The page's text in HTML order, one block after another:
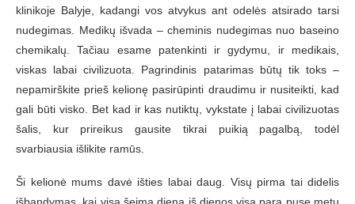
klinikoje Balyje, kadangi vos atvykus ant odelės atsirado tarsi
nudegimas. Medikų išvada – cheminis nudegimas nuo baseino
chemikalų. Tačiau esame patenkinti ir gydymu, ir medikais,
viskas labai civilizuota. Pagrindinis patarimas būtų tik toks –
nepamirškite prieš kelionę pasirūpinti draudimu ir nusiteikti, kad
gali būti visko. Bet kad ir kas nutiktų, vykstate į labai civilizuotas
šalis, kur prireikus gausite tikrai puikią pagalbą, todėl
svarbiausia išlikite ramūs.
Ši kelionė mums davė išties labai daug. Visų pirma tai didelis